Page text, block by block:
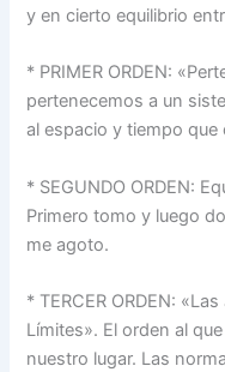
y en cierto equilibrio
* PRIMER ORDEN:
pertenecemos a un
al espacio y tiempo que
* SEGUNDO ORDEN:
Primero tomo y luego
me agoto.
* TERCER ORDEN:
Límites». El orden al
nuestro lugar. Las